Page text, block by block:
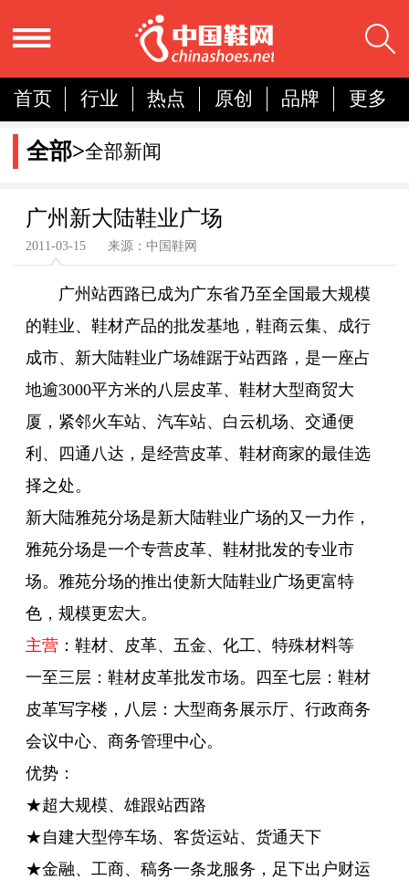
首页 行业 热点 原创 品牌
更多
国内
国际
分析
全部>全部新闻
广州新大陆鞋业广场
2011-03-15 来源：中国鞋网
广州站西路已成为广东省乃至全国最大规模
的鞋业、鞋材产品的批发基地，鞋商云集、成行
成市、新大陆鞋业广场雄踞于站西路，是一座占
地逾3000平方米的八层皮革、鞋材大型商贸大
厦，紧邻火车站、汽车站、白云机场、交通便
利、四通八达，是经营皮革、鞋材商家的最佳选
择之处。
新大陆雅苑分场是新大陆鞋业广场的又一力作，
雅苑分场是一个专营皮革、鞋材批发的专业市
场。雅苑分场的推出使新大陆鞋业广场更富特
色，规模更宏大。
主营 ：鞋材、皮革、五金、化工、特殊材料等
一至三层：鞋材皮革批发市场。四至七层：鞋材
皮革写字楼，八层：大型商务展示厅、行政商务
会议中心、商务管理中心。
优势：
★超大规模、雄跟站西路
★自建大型停车场、客货运站、货通天下
★金融、工商、稿务一条龙服务，足下出户财运